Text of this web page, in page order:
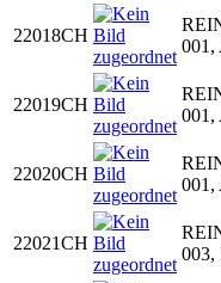
22018CH
22019CH
22020CH
22021CH
003,